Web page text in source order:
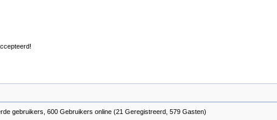
gebruikers, 600 Gebruikers online (21 Geregistreerd, 579 Gasten)